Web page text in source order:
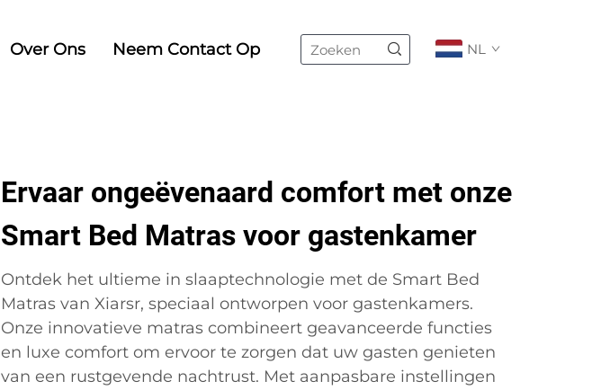
Over Ons Neem Contact Op NL
Ervaar ongeëvenaard comfort met onze
Smart Bed Matras voor gastenkamer
Ontdek het ultieme in slaaptechnologie met de Smart Bed
Matras van Xiarsr, speciaal ontworpen voor gastenkamers.
Onze innovatieve matras combineert geavanceerde functies
en luxe comfort om ervoor te zorgen dat uw gasten genieten
van een rustgevende nachtrust. Met aanpasbare instellingen